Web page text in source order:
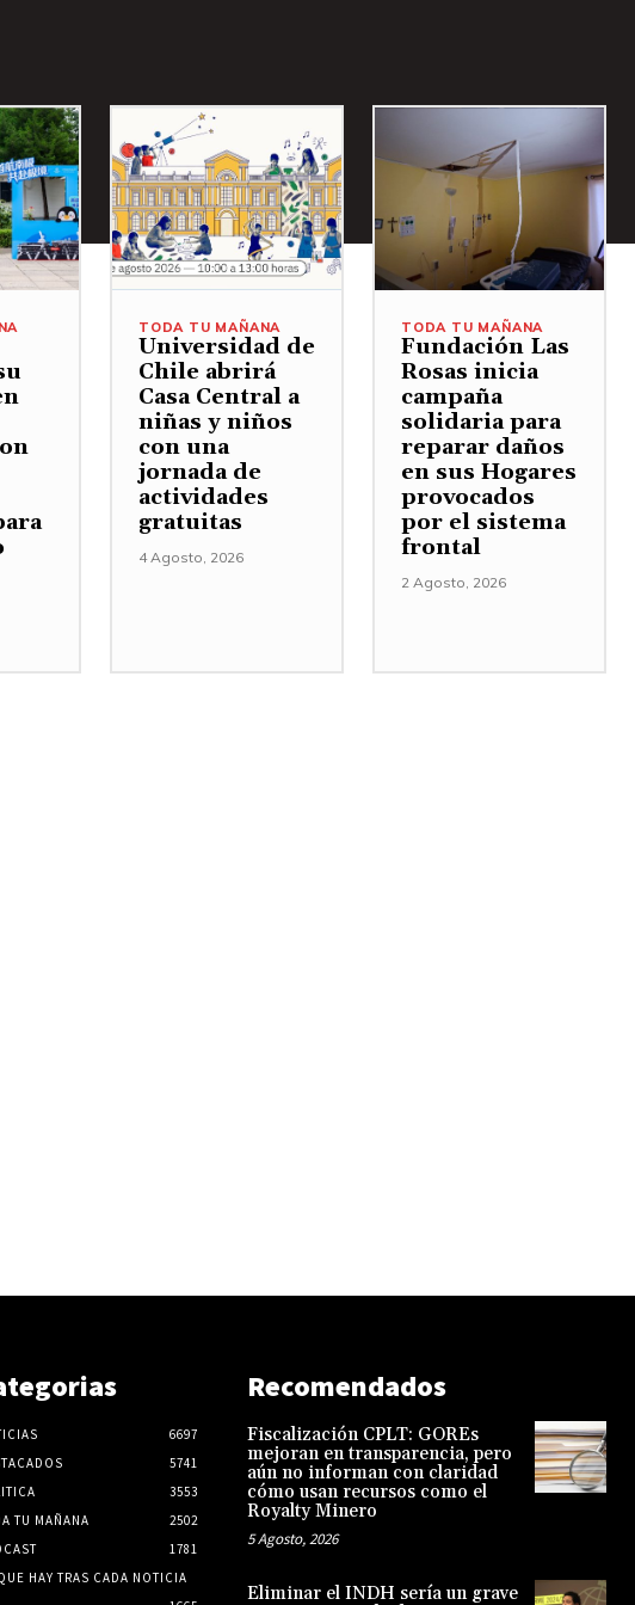
TODA TU MAÑANA
Universidad de
Chile abrirá
Casa Central a
niñas y niños
con una
jornada de
actividades
gratuitas
4 Agosto, 2026
TODA TU MAÑANA
Fundación Las
Rosas inicia
campaña
solidaria para
reparar daños
en sus Hogares
provocados
por el sistema
frontal
2 Agosto, 2026
6697
5741
3553
TU MAÑANA
2502
1781
HAY TRAS CADA NOTICIA
Recomendados
Fiscalización CPLT: GOREs
mejoran en transparencia, pero
aún no informan con claridad
cómo usan recursos como el
Royalty Minero
5 Agosto, 2026
Eliminar el INDH sería un grave